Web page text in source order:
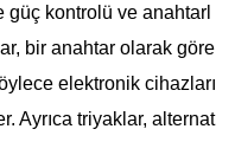
kontrolü ve anahtarl
bir anahtar olarak göre
elektronik cihazları
Ayrıca triyaklar, alternat